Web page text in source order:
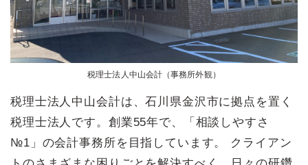
税理士法人中山会計（事務所外観）
税理士法人中山会計は、石川県金沢市に拠点を置く
税理士法人です。創業55年で、「相談しやすさ
№1」の会計事務所を目指しています。 クライアン